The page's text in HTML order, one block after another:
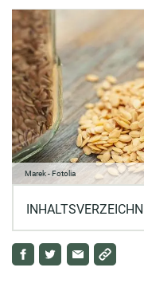
Marek - Fotolia
Eine der ältesten